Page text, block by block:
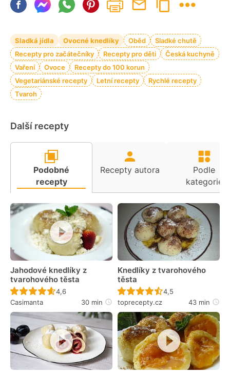
Sladká jídla Ovocné knedlíky Oběd
Sladké chutě
Recepty pro začátečníky
Recepty pro děti
Česká kuchyně
Vaření
Ovoce
Recepty do 100 korun
Vegetariánské recepty
Letní recepty
Rychlé recepty
Tvaroh
Další recepty
Podobné
recepty
Recepty autora
Podle
kategorie
Jahodové knedlíky z
tvarohového těsta
Recept ještě nebyl hodnocen
4,6
Casimanta
30 min
Knedlíky z tvarohového
těsta
Recept ještě nebyl
4,5
toprecepty.cz
43 min